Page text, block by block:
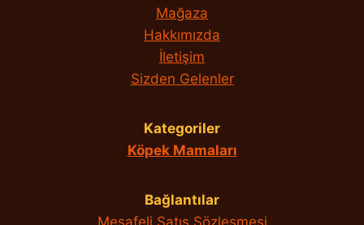
Mağaza
Hakkımızda
İletişim
Sizden Gelenler
Kategoriler
Köpek Mamaları
Bağlantılar
Mesafeli Satış Sözleşmesi